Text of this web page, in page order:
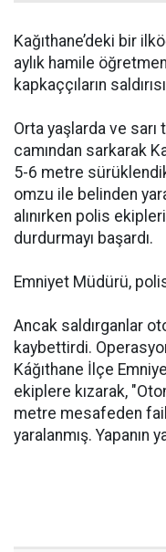
Kağıthane’deki bir
aylık hamile
kapkaççıların
Orta yaşlarda ve
camından sarkarak
5-6 metre
omzu ile belinden
alınırken polis
durdurmayı başardı.
Emniyet Müdürü,
Ancak saldırganlar
kaybettirdi.
Káğıthane İlçe
ekiplere kızarak,
metre mesafeden
yaralanmış. Yapanın